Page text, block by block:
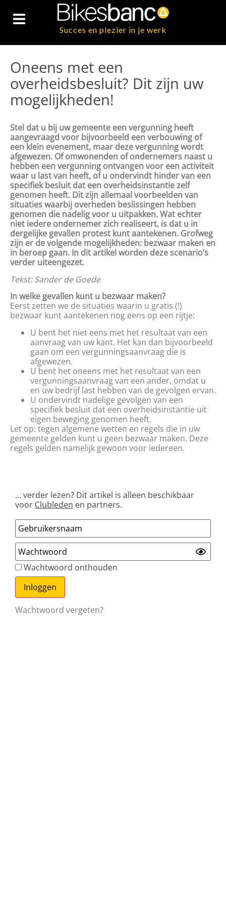
Succes en plezier in je werk
Oneens met een
overheidsbesluit? Dit zijn uw
mogelijkheden!
Stel dat u bij uw gemeente een vergunning heeft
aangevraagd voor bijvoorbeeld een verbouwing of
een klein evenement, maar deze vergunning wordt
afgewezen. Of omwonenden of ondernemers naast u
hebben een vergunning ontvangen voor een activiteit
waar u last van heeft, of u ondervindt hinder van een
specifiek besluit dat een overheidsinstantie zelf
genomen heeft. Dit zijn allemaal voorbeelden van
situaties waarbij overheden beslissingen hebben
genomen die nadelig voor u uitpakken. Wat echter
niet iedere ondernemer zich realiseert, is dat u in
dergelijke gevallen protest kunt aantekenen. Grofweg
zijn er de volgende mogelijkheden: bezwaar maken en
in beroep gaan. In dit artikel worden deze scenario’s
verder uiteengezet.
Tekst: Sander de Goede
In welke gevallen kunt u bezwaar maken?
Eerst zetten we de situaties waarin u gratis (!)
bezwaar kunt aantekenen nog eens op een rijtje:
U bent het niet eens met het resultaat van een
aanvraag van uw kant. Het kan dan bijvoorbeeld
gaan om een vergunningsaanvraag die is
afgewezen.
U bent het oneens met het resultaat van een
vergunningsaanvraag van een ander, omdat u
en uw bedrijf last hebben van de gevolgen ervan.
U ondervindt nadelige gevolgen van een
specifiek besluit dat een overheidsinstantie uit
eigen beweging genomen heeft.
Let op: tegen algemene wetten en regels die in uw
gemeente gelden kunt u geen bezwaar maken. Deze
regels gelden namelijk gewoon voor iedereen.
… verder lezen? Dit artikel is alleen beschikbaar
voor Clubleden en partners.
Wachtwoord onthouden
Wachtwoord vergeten?